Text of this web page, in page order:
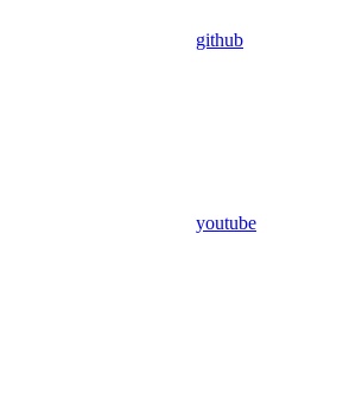
github
youtube